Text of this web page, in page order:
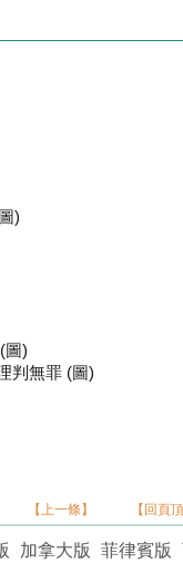
)
圖)
判無罪 (圖)
【上一條】 【回頁
加拿大版 菲律賓版